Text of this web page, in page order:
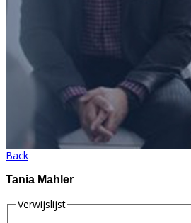
Back
Tania Mahler
Verwijslijst